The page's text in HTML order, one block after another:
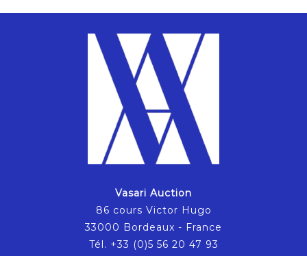
Vasari Auction
86 cours Victor Hugo
33000 Bordeaux - France
Tél. +33 (0)5 56 20 47 93